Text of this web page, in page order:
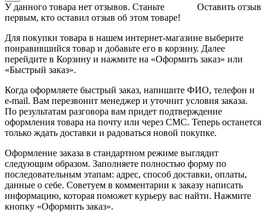
Оставить отзыв
У данного товара нет отзывов. Станьте
первым, кто оставил отзыв об этом товаре!
Для покупки товара в нашем интернет-магазине выберите
понравившийся товар и добавьте его в корзину. Далее
перейдите в Корзину и нажмите на «Оформить заказ» или
«Быстрый заказ».
Когда оформляете быстрый заказ, напишите ФИО, телефон и
e-mail. Вам перезвонит менеджер и уточнит условия заказа.
По результатам разговора вам придет подтверждение
оформления товара на почту или через СМС. Теперь останется
только ждать доставки и радоваться новой покупке.
Оформление заказа в стандартном режиме выглядит
следующим образом. Заполняете полностью форму по
последовательным этапам: адрес, способ доставки, оплаты,
данные о себе. Советуем в комментарии к заказу написать
информацию, которая поможет курьеру вас найти. Нажмите
кнопку «Оформить заказ».